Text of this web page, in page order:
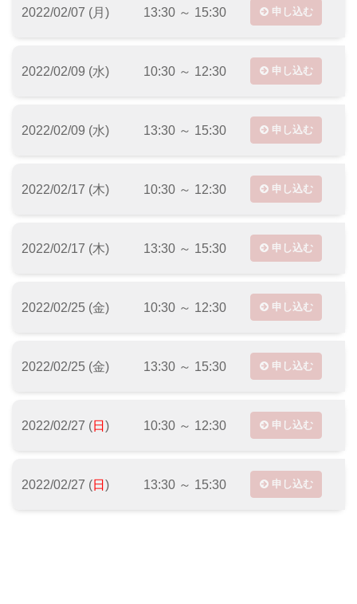
2022/02/07 (月) 13:30 ～ 15:30 申し込む
2022/02/09 (水) 10:30 ～ 12:30 申し込む
2022/02/09 (水) 13:30 ～ 15:30 申し込む
2022/02/17 (木) 10:30 ～ 12:30 申し込む
2022/02/17 (木) 13:30 ～ 15:30 申し込む
2022/02/25 (金) 10:30 ～ 12:30 申し込む
2022/02/25 (金) 13:30 ～ 15:30 申し込む
2022/02/27 (日 ) 10:30 ～ 12:30 申し込む
2022/02/27 (日 ) 13:30 ～ 15:30 申し込む